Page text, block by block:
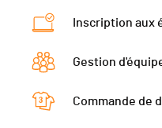
Inscription aux
Gestion
Commande de